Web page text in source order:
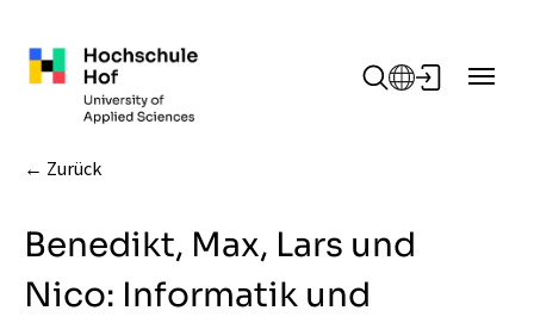
Zurück
Benedikt, Max, Lars und
Nico: Informatik und